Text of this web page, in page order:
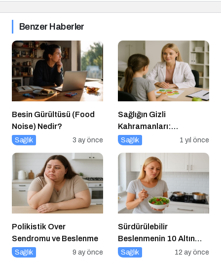
Benzer Haberler
Besin Gürültüsü (Food
Noise) Nedir?
Sağlık 3 ay önce
Sağlığın Gizli
Kahramanları:
Diyetisyenlerimiz
Sağlık 1 yıl önce
Polikistik Over
Sendromu ve Beslenme
Sağlık 9 ay önce
Sürdürülebilir
Beslenmenin 10 Altın
Kuralı
Sağlık 12 ay önce